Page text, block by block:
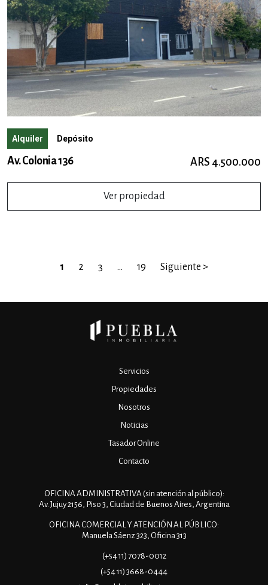
Alquiler Depósito
Av. Colonia 136 ARS 4.500.000
Ver propiedad
1 2 3 … 19 Siguiente >
Servicios
Propiedades
Nosotros
Noticias
Tasador Online
Contacto
OFICINA ADMINISTRATIVA (sin atención al público):
Av. Jujuy 2156, Piso 3, Ciudad de Buenos Aires, Argentina
OFICINA COMERCIAL Y ATENCIÓN AL PÚBLICO:
Manuela Sáenz 323, Oficina 313
(+54 11) 7078-0012
(+54 11) 3668-0444